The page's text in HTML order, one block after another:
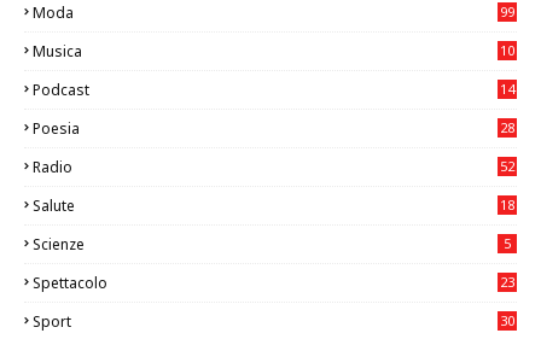
Moda 99
Musica
10
Podcast 14
Poesia 28
Radio 52
Salute
18
Scienze 5
Spettacolo 23
Sport
30